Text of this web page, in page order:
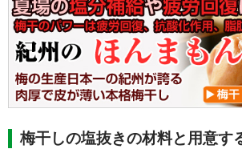
梅干しの塩抜きの材料と用意す